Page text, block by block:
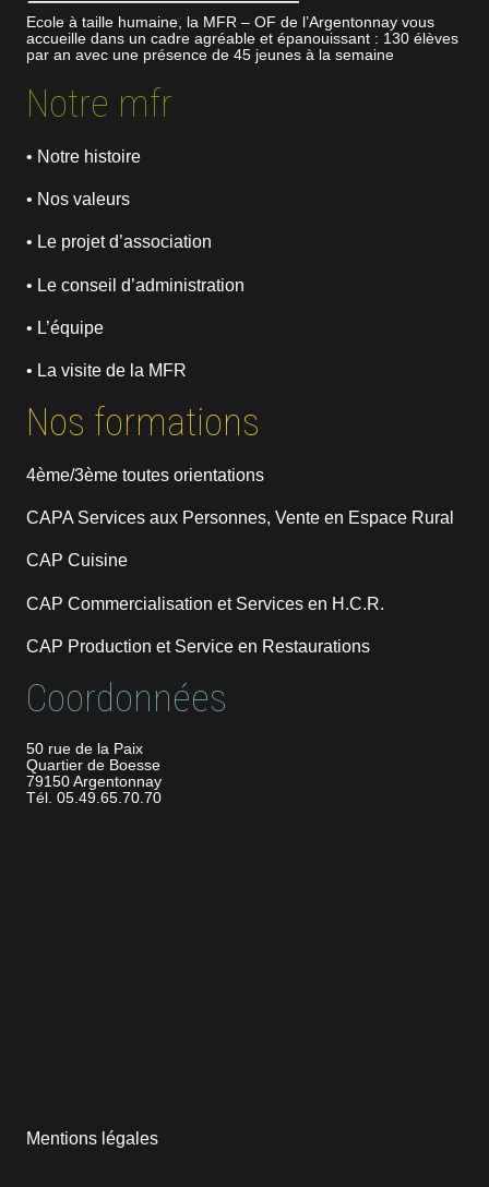
Ecole à taille humaine, la MFR – OF de l’Argentonnay vous
accueille dans un cadre agréable et épanouissant : 130 élèves
par an avec une présence de 45 jeunes à la semaine
Notre mfr
• Notre histoire
• Nos valeurs
• Le projet d’association
• Le conseil d’administration
• L’équipe
• La visite de la MFR
Nos formations
4ème/3ème toutes orientations
CAPA Services aux Personnes, Vente en Espace Rural
CAP Cuisine
CAP Commercialisation et Services en H.C.R.
CAP Production et Service en Restaurations
Coordonnées
50 rue de la Paix
Quartier de Boesse
79150 Argentonnay
Tél. 05.49.65.70.70
Mentions légales